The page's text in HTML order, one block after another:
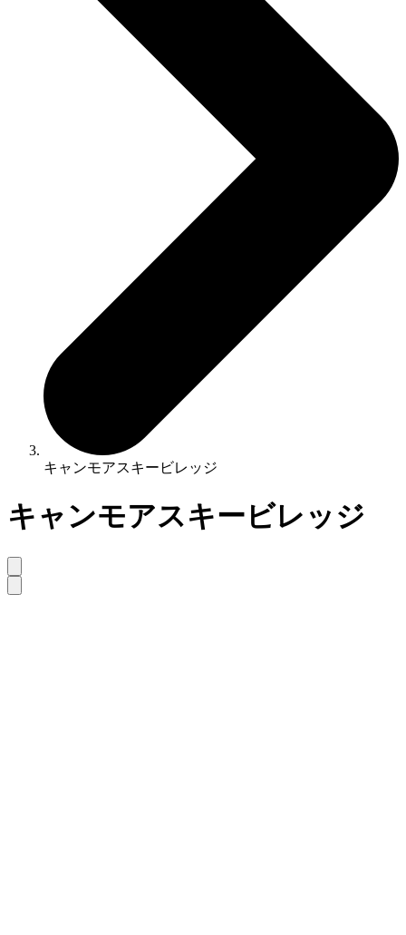
キャンモアスキービレッジ
キャンモアスキービレッジ